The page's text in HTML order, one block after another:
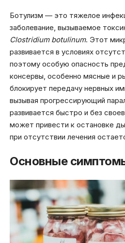
Ботулизм — это тяжелое
заболевание, вызываемое
Clostridium botulinum. Этот
развивается в условиях
поэтому особую опасность
консервы, особенно мясные и
блокирует передачу нервных
вызывая прогрессирующий
развивается быстро и без
может привести к остановке
при отсутствии лечения
Основные